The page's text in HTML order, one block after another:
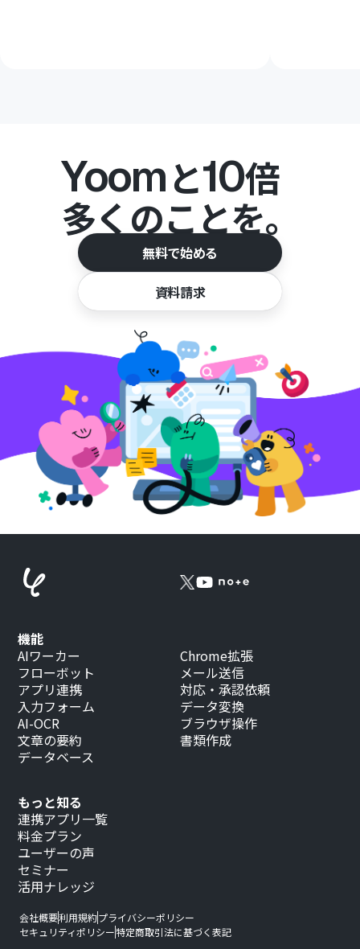
Yoomと10倍
多くのことを。
無料で始める
資料請求
もっと知る
連携アプリ一覧
料金プラン
ユーザーの声
セミナー
活用ナレッジ
機能
AIワーカー
フローボット
アプリ連携
入力フォーム
AI-OCR
文章の要約
データベース
Chrome拡張
メール送信
対応・承認依頼
データ変換
ブラウザ操作
書類作成
会社概要利用規約プライバシーポリシー
セキュリティポリシー特定商取引法に基づく表記